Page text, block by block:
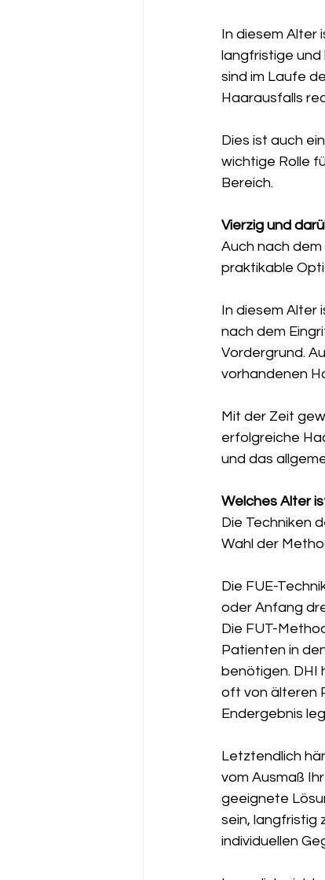
In diesem Alter
langfristige und
sind im Laufe
Haarausfalls
Dies ist auch
wichtige Rolle
Bereich.
Vierzig und
Auch nach
praktikable
In diesem Alter
nach dem
Vordergrund.
vorhandenen
Mit der Zeit
erfolgreiche
und das
Welches Alter
Die Techniken
Wahl der
Die FUE-
oder Anfang
Die FUT-
Patienten in
benötigen. DHI
oft von älteren
Endergebnis
Letztendlich
vom Ausmaß
geeignete
sein, langfristig
individuellen